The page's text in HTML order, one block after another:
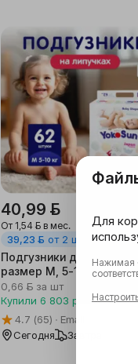
40,99 ƃ
От1,54 ƃ в мес.
39,23 ƃ от 2 шт
Подгузники детские
размер M, 5-10 кг, 62 шт
0,66 ƃ за шт
Купили 6 803 раза
4.7 (65)
Emall
Сегодня
Завтра
Для
Нажимая